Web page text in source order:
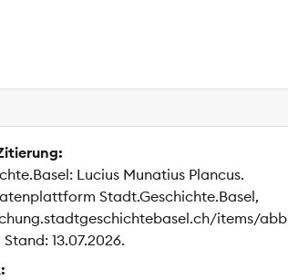
Lucius Munatius Plancus.
Stadt.Geschichte.Basel,
items/abb
13.07.2026.